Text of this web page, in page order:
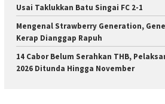
Usai Taklukkan Batu Singai FC 2-1
Mengenal Strawberry Generation,
Kerap Dianggap Rapuh
14 Cabor Belum Serahkan THB,
2026 Ditunda Hingga November